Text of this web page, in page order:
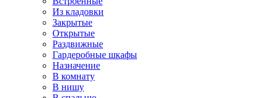
Из кладовки
Закрытые
Открытые
Раздвижные
Гардеробные шкафы
Назначение
В комнату
В нишу